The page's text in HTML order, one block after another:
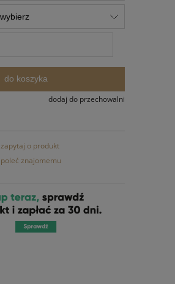
do koszyka
dodaj do przechowalni
zapytaj o produkt
poleć znajomemu